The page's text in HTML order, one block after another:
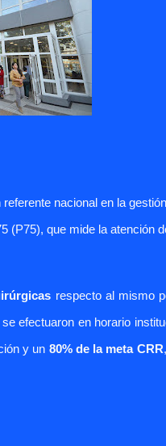
referente nacional en la
(P75), que mide la atención
respecto al mismo
efectuaron en horario
y un 80% de la meta CRR